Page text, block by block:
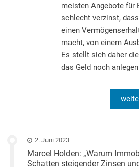
meisten Angebote für
schlecht verzinst,
einen
macht, von einem
Es stellt sich daher
das Geld noch
2. Juni 2023
Marcel Holden: „Warum
Schatten steigender Zinsen